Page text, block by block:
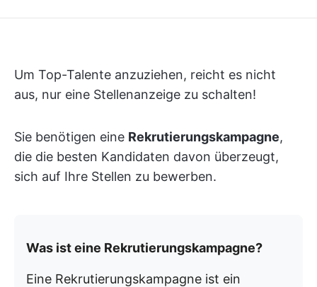
Um Top-Talente anzuziehen, reicht es nicht
aus, nur eine Stellenanzeige zu schalten!
Sie benötigen eine Rekrutierungskampagne,
die die besten Kandidaten davon überzeugt,
sich auf Ihre Stellen zu bewerben.
Was ist eine Rekrutierungskampagne?
Eine Rekrutierungskampagne ist ein